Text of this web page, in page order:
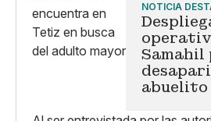
NOTICIA
Samahil
abuelito